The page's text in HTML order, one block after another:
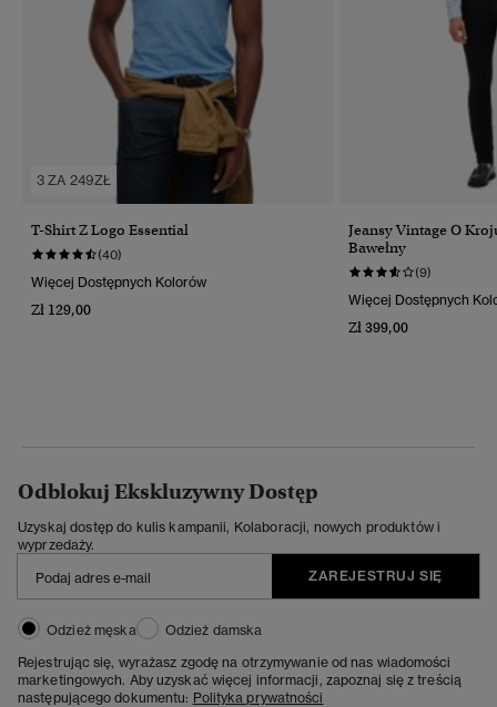
3 ZA 249ZŁ
T-Shirt Z Logo Essential
(40)
Więcej Dostępnych Kolorów
Zł 129,00
Jeansy Vintage O
Bawełny
(9)
Więcej Dostępnych
Zł 399,00
Odblokuj Ekskluzywny Dostęp
Uzyskaj dostęp do kulis kampanii, Kolaboracji, nowych produktów i
wyprzedaży.
ZAREJESTRUJ SIĘ
Odzież męska
Odzież damska
Rejestrując się, wyrażasz zgodę na otrzymywanie od nas wiadomości
marketingowych. Aby uzyskać więcej informacji, zapoznaj się z treścią
następującego dokumentu: Polityka prywatności